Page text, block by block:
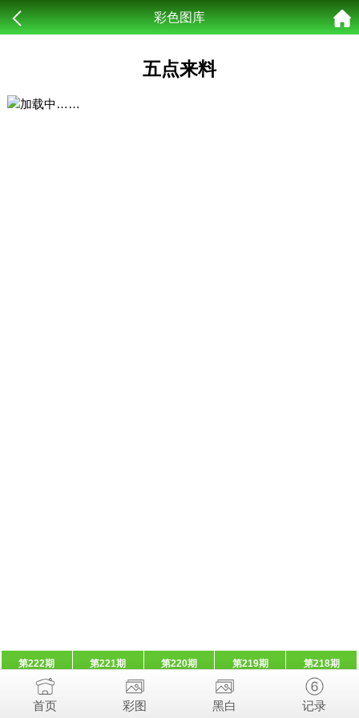
彩色图库
五点来料
第222期 第221期 第220期 第219期 第218期
首页 彩图 黑白 记录